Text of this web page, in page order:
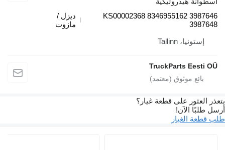
KS00002368 8346955162
ديزل /
مازوت
إستونيا، Tallinn
TruckParts Eesti
العثور على قطعة غيار؟
طلبًا الآن!
الغيار